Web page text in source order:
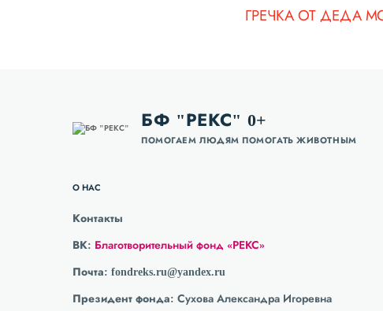
ГРЕЧКА ОТ ДЕДА
БФ "РЕКС" 0+
ПОМОГАЕМ ЛЮДЯМ ПОМОГАТЬ ЖИВОТНЫМ
О НАС
Контакты
ВК: Благотворительный фонд «РЕКС»
Почта: fondreks.ru@yandex.ru
Президент фонда: Сухова Александра Игоревна